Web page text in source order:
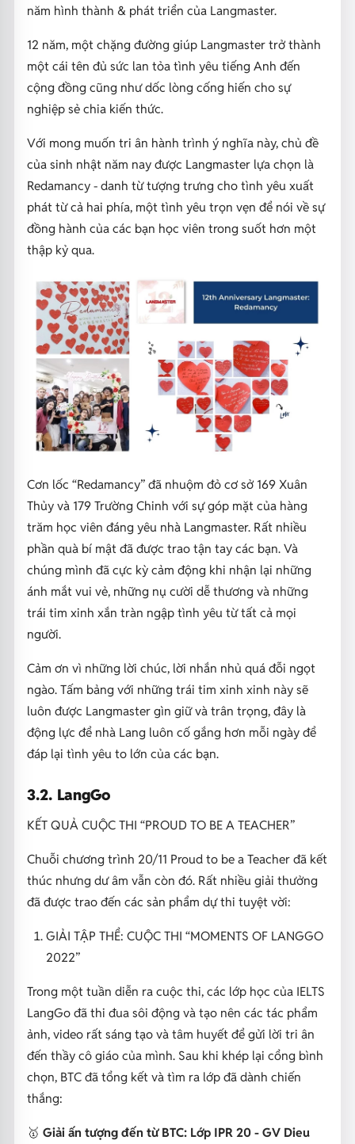
năm hình thành & phát triển của Langmaster.
12 năm, một chặng đường giúp Langmaster trở thành
một cái tên đủ sức lan tỏa tình yêu tiếng Anh đến
cộng đồng cũng như dốc lòng cống hiến cho sự
nghiệp sẻ chia kiến thức.
Với mong muốn tri ân hành trình ý nghĩa này, chủ đề
của sinh nhật năm nay được Langmaster lựa chọn là
Redamancy - danh từ tượng trưng cho tình yêu xuất
phát từ cả hai phía, một tình yêu trọn vẹn để nói về sự
đồng hành của các bạn học viên trong suốt hơn một
thập kỷ qua.
Cơn lốc “Redamancy” đã nhuộm đỏ cơ sở 169 Xuân
Thủy và 179 Trường Chinh với sự góp mặt của hàng
trăm học viên đáng yêu nhà Langmaster. Rất nhiều
phần quà bí mật đã được trao tận tay các bạn. Và
chúng mình đã cực kỳ cảm động khi nhận lại những
ánh mắt vui vẻ, những nụ cười dễ thương và những
trái tim xinh xắn tràn ngập tình yêu từ tất cả mọi
người.
Cảm ơn vì những lời chúc, lời nhắn nhủ quá đỗi ngọt
ngào. Tấm bảng với những trái tim xinh xinh này sẽ
luôn được Langmaster gìn giữ và trân trọng, đây là
động lực để nhà Lang luôn cố gắng hơn mỗi ngày để
đáp lại tình yêu to lớn của các bạn.
3.2. LangGo
KẾT QUẢ CUỘC THI “PROUD TO BE A TEACHER”
Chuỗi chương trình 20/11 Proud to be a Teacher đã kết
thúc nhưng dư âm vẫn còn đó. Rất nhiều giải thưởng
đã được trao đến các sản phẩm dự thi tuyệt vời:
GIẢI TẬP THỂ: CUỘC THI “MOMENTS OF LANGGO
2022”
Trong một tuần diễn ra cuộc thi, các lớp học của IELTS
LangGo đã thi đua sôi động và tạo nên các tác phẩm
ảnh, video rất sáng tạo và tâm huyết để gửi lời tri ân
đến thầy cô giáo của mình. Sau khi khép lại cổng bình
chọn, BTC đã tổng kết và tìm ra lớp đã dành chiến
thắng:
🥇 Giải ấn tượng đến từ BTC: Lớp IPR 20 - GV Dieu